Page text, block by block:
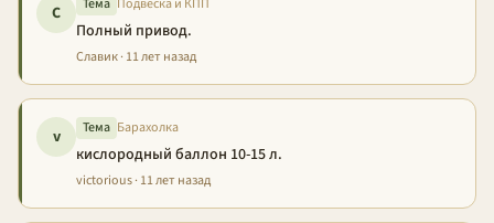
С Тема Подвеска и КПП
Полный привод.
Славик · 11 лет назад
v Тема Барахолка
кислородный баллон 10-15 л.
victorious · 11 лет назад